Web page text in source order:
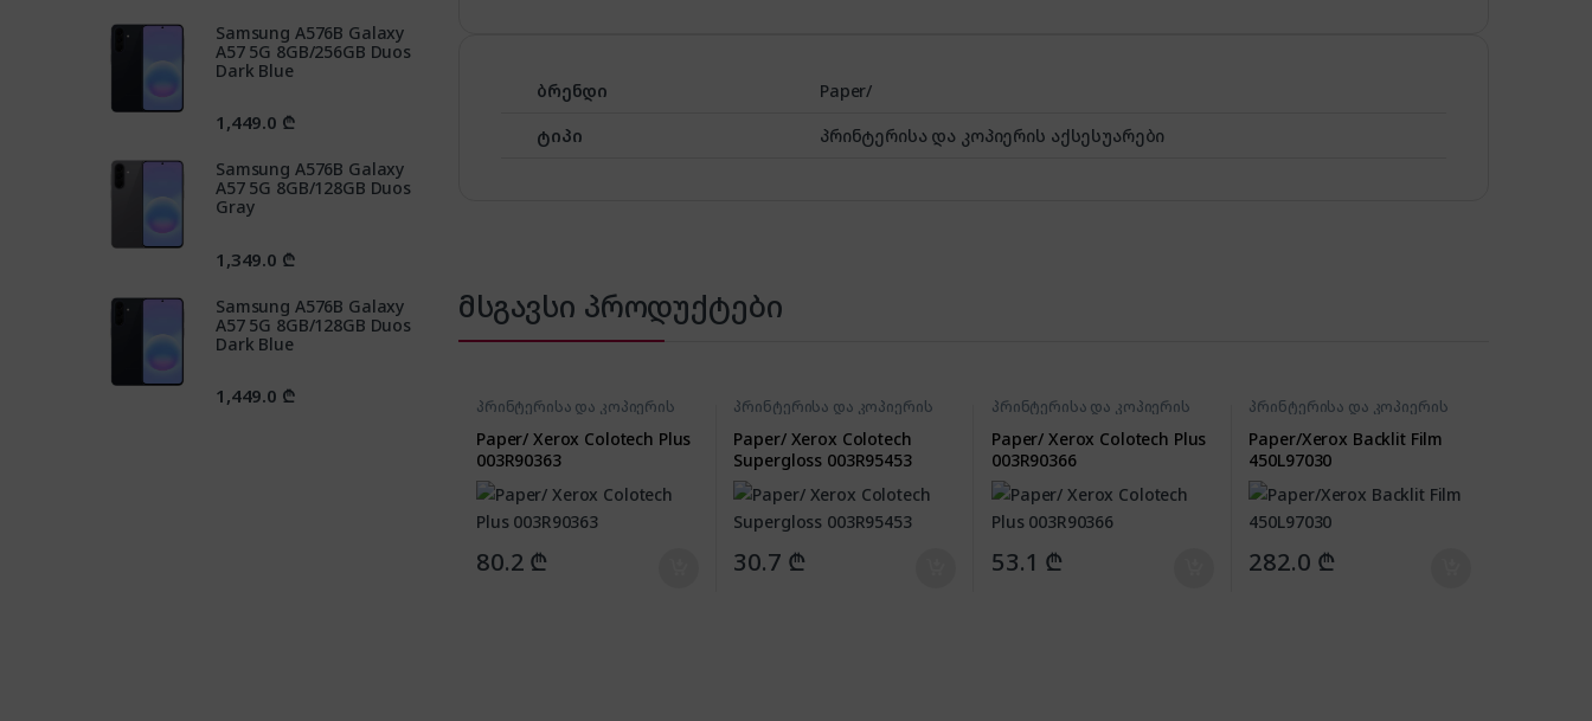
ბრენდი
Paper/
ტიპი
პრინტერისა და კოპიერის აქსესუარები
მსგავსი პროდუქტები
პრინტერისა და კოპიერის
აქსესუარები
Paper/ Xerox Colotech Plus
003R90363
80.2 ₾
პრინტერისა და კოპიერის
აქსესუარები
Paper/ Xerox Colotech
Supergloss 003R95453
30.7 ₾
პრინტერისა და კოპიერის
აქსესუარები
Paper/ Xerox Colotech Plus
003R90366
53.1 ₾
პრინტერისა და კოპიერის
აქსესუარები
Paper/Xerox Backlit Film
450L97030
282.0 ₾
Samsung A576B Galaxy
A57 5G 8GB/256GB Duos
Dark Blue
1,449.0 ₾
Samsung A576B Galaxy
A57 5G 8GB/128GB Duos
Gray
1,349.0 ₾
Samsung A576B Galaxy
A57 5G 8GB/128GB Duos
Dark Blue
1,449.0 ₾